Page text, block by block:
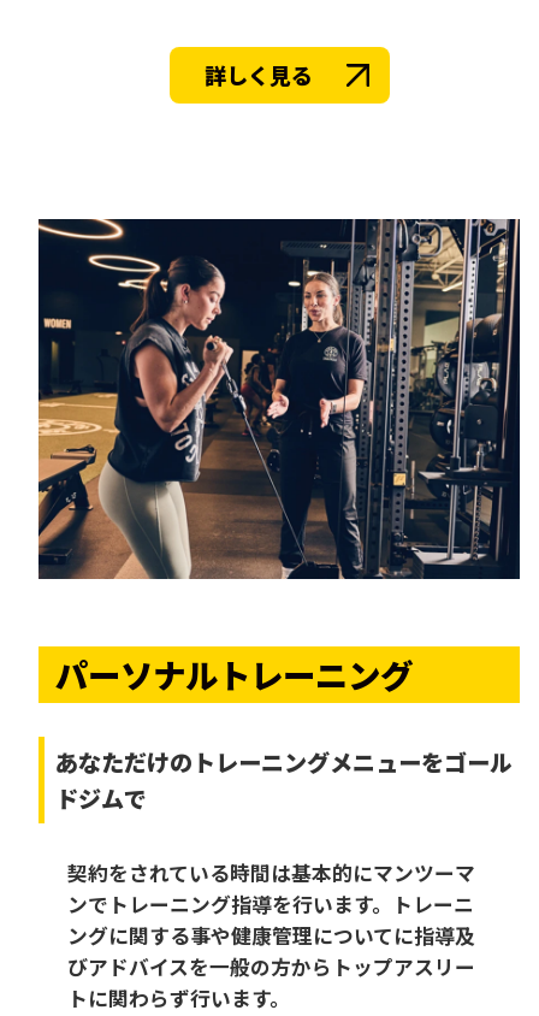
詳しく見る
パーソナルトレーニング
あなただけの トレーニングメニューをゴール
ドジムで
契約をされている時間は基本的にマンツーマ
ンでトレーニング指導を行います。トレーニ
ングに関する事や健康管理についてに指導及
びアドバイスを一般の方からトップアスリー
トに関わらず行います。